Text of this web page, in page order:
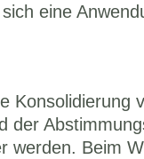
eine
Beim